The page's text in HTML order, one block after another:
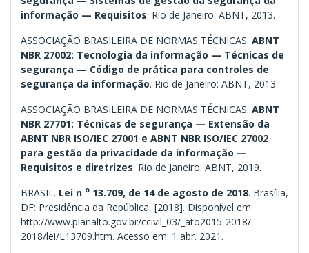
informação — Requisitos. Rio de Janeiro: ABNT, 2013.
ASSOCIAÇÃO BRASILEIRA DE NORMAS TÉCNICAS. ABNT
NBR 27002: Tecnologia da informação — Técnicas de
segurança — Código de prática para controles de
segurança da informação. Rio de Janeiro: ABNT, 2013.
ASSOCIAÇÃO BRASILEIRA DE NORMAS TÉCNICAS. ABNT
NBR 27701: Técnicas de segurança — Extensão da
ABNT NBR ISO/IEC 27001 e ABNT NBR ISO/IEC 27002
para gestão da privacidade da informação —
Requisitos e diretrizes. Rio de Janeiro: ABNT, 2019.
BRASIL. Lei n o13.709, de 14 de agosto de 2018. Brasília,
DF: Presidência da República, [2018]. Disponível em:
http://www.planalto.gov.br/ccivil_03/_ato2015-2018/
2018/lei/L13709.htm. Acesso em: 1 abr. 2021.